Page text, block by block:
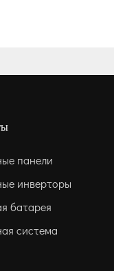
панели
инверторы
батарея
система